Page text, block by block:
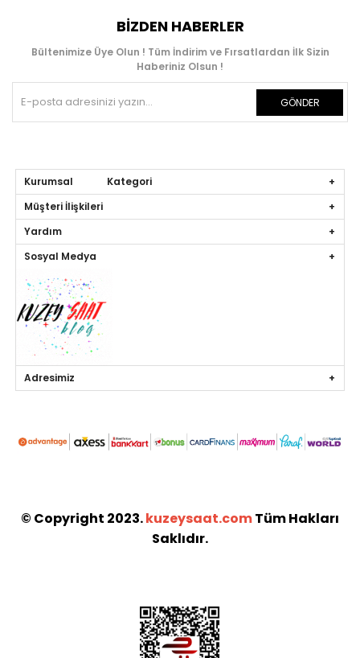
BIZDEN HABERLER
Bültenimize Üye Olun ! Tüm İndirim ve Fırsatlardan İlk Sizin
Haberiniz Olsun !
GÖNDER
Kurumsal Kategori
Müşteri İlişkileri
Yardım
Sosyal Medya
Adresimiz
© Copyright 2023.kuzeysaat.comTüm Hakları
Saklıdır.